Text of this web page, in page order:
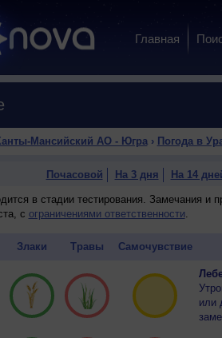
Главная
Мансийский АО - Югра› Погода в
Почасовой На 3 дня На 14
в стадии тестирования. Замечания и
с ограничениями ответственности.
Злаки Травы Самочувствие
или